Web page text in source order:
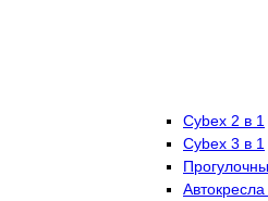
Cybex 2 в 1
Cybex 3 в 1